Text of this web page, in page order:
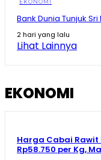
Kembali
Zulhas
EKONOMI
Bank Dunia Tunjuk
2 hari yang lalu
Lihat Lainnya
EKONOMI
Harga Cabai Rawit
Rp58.750 per Kg,